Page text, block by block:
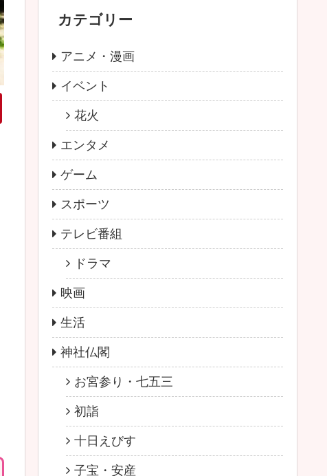
カテゴリー
アニメ・漫画
イベント
花火
エンタメ
ゲーム
スポーツ
テレビ番組
ドラマ
映画
生活
神社仏閣
お宮参り・七五三
初詣
十日えびす
子宝・安産